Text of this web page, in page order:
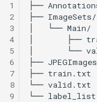
1
2
3
4
5
6
7
8
9